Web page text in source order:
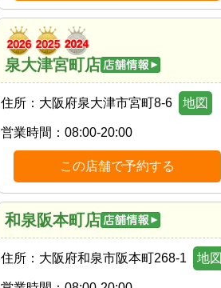
泉大津宮町店
住所： 大阪府泉大津市宮町8-6 地図
営業時間： 08:00-20:00
この店舗で予約する
和泉阪本町店
住所： 大阪府和泉市阪本町268-1 地図